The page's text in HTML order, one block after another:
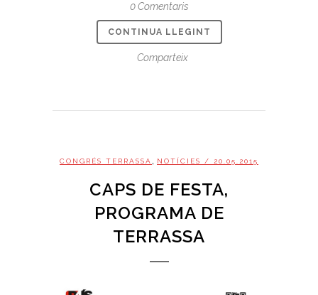
0 Comentaris
CONTINUA LLEGINT
Comparteix
CONGRÉS TERRASSA NOTÍCIES / 20.05.2015
CAPS DE FESTA,
PROGRAMA DE
TERRASSA